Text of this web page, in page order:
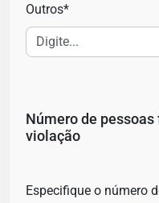
Outros*
Número de
violação
Especifique o número